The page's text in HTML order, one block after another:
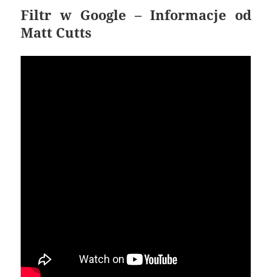
Filtr w Google – Informacje od
Matt Cutts